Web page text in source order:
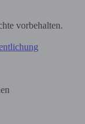
vorbehalten.